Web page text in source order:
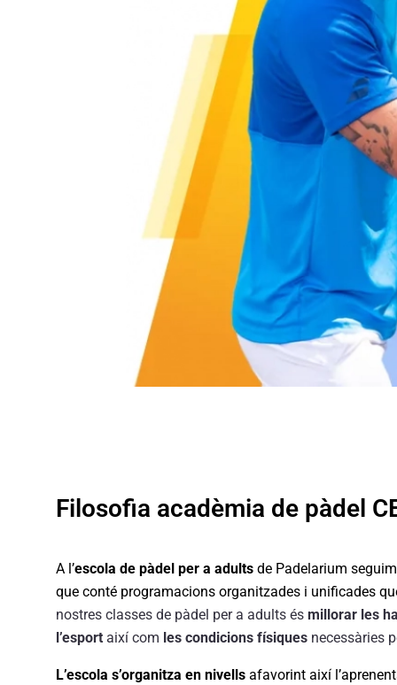
Filosofia acadèmia de pàdel
A l’escola de pàdel per a adults de Padelarium
que conté programacions organitzades i unificades
nostres classes de pàdel per a adults és millorar les
l’esport així com les condicions físiques necessàries
L’escola s’organitza en nivells afavorint així